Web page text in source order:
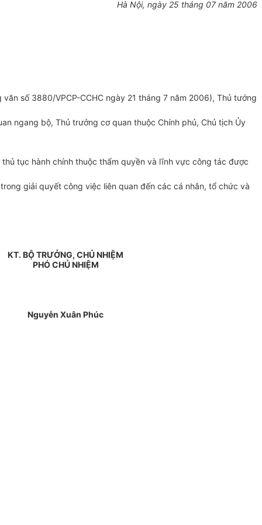
Hà Nội, ngày 25 tháng 07 năm 2006
số 3880/VPCP-CCHC ngày 21 tháng 7 năm 2006), Thủ tướng
ngang bộ, Thủ trưởng cơ quan thuộc Chính phủ, Chủ tịch Ủy
tục hành chính thuộc thẩm quyền và lĩnh vực công tác được
giải quyết công việc liên quan đến các cá nhân, tổ chức và
KT. BỘ TRƯỞNG, CHỦ NHIỆM
PHÓ CHỦ NHIỆM
Nguyễn Xuân Phúc